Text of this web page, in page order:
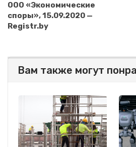
ООО «Экономические
споры», 15.09.2020 —
Registr.by
Вам также могут